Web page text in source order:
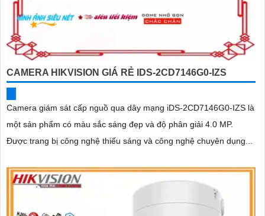
CAMERA HIKVISION GIÁ RẺ IDS-2CD7146G0-IZS
Camera giám sát cấp nguồ qua dây mạng iDS-2CD7146G0-IZS là
một sản phẩm có màu sắc sáng đẹp và độ phân giải 4.0 MP.
Được trang bị công nghệ thiếu sáng và công nghệ chuyên dụng...